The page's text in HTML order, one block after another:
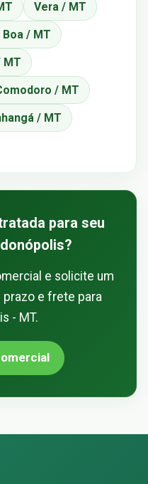
Vera / MT
Boa / MT
MT
/ MT
/ MT
para seu
e solicite um
e frete para
- MT.